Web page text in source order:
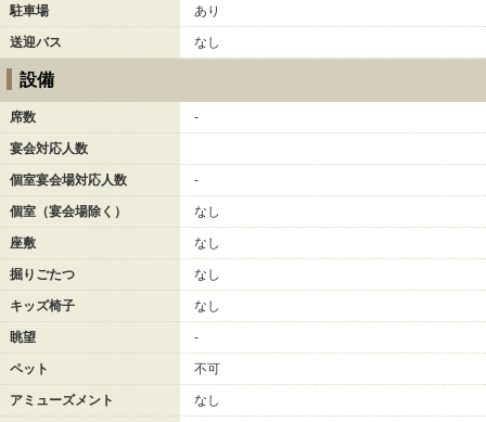
駐車場 あり
送迎バス なし
設備
席数 -
宴会対応人数
個室宴会場対応人数 -
個室（宴会場除く） なし
座敷 なし
掘りごたつ なし
キッズ椅子 なし
眺望 -
ペット 不可
アミューズメント なし